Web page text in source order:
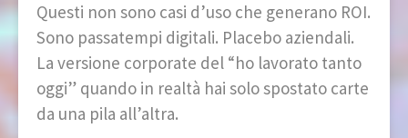
Questi non sono casi d’uso che generano ROI.
Sono passatempi digitali. Placebo aziendali.
La versione corporate del “ho lavorato tanto
oggi” quando in realtà hai solo spostato carte
da una pila all’altra.